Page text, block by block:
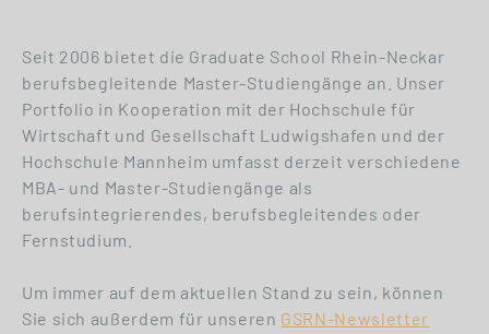
Seit 2006 bietet die Graduate School Rhein-Neckar
berufsbegleitende Master-Studiengänge an. Unser
Portfolio in Kooperation mit der Hochschule für
Wirtschaft und Gesellschaft Ludwigshafen und der
Hochschule Mannheim umfasst derzeit verschiedene
MBA- und Master-Studiengänge als
berufsintegrierendes, berufsbegleitendes oder
Fernstudium.
Um immer auf dem aktuellen Stand zu sein, können
Sie sich außerdem für unseren GSRN-Newsletter